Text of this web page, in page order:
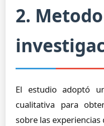
2.
El estudio adoptó
cualitativa para
sobre las